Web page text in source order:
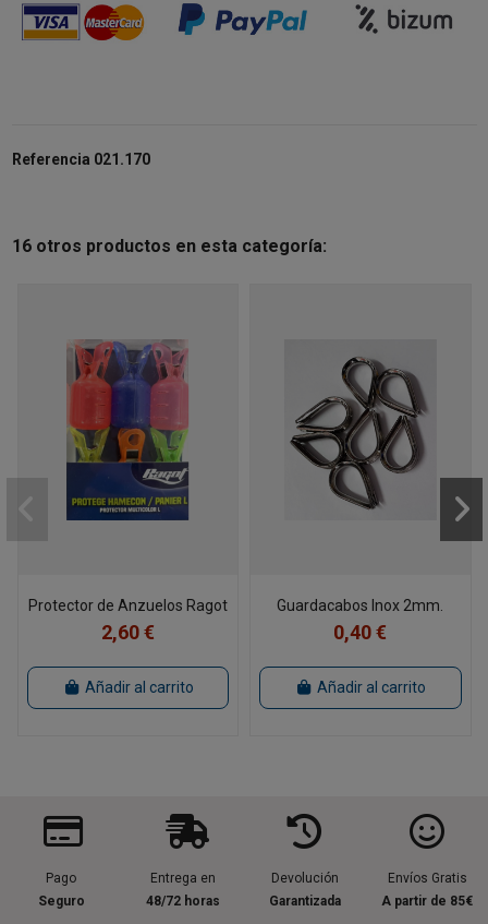
Referencia 021.170
16 otros productos en esta categoría:
Protector de Anzuelos Ragot
2,60 €
Añadir al carrito
Guardacabos Inox 2mm.
0,40 €
Añadir al carrito
Pago
Seguro
Entrega en
48/72 horas
Devolución
Garantizada
Envíos Gratis
A partir de 85€